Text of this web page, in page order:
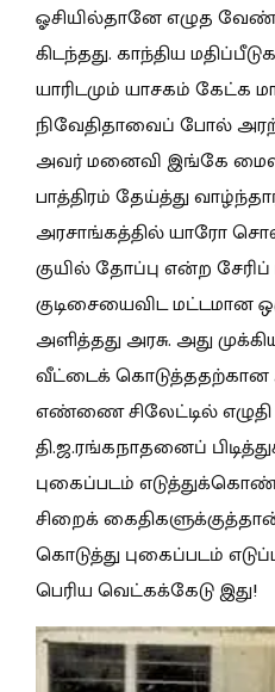
ஓசியில்தானே எழுத
கிடந்தது. காந்திய
யாரிடமும் யாசகம் கேட்க
நிவேதிதாவைப் போல்
அவர் மனைவி இங்கே
பாத்திரம் தேய்த்து
அரசாங்கத்தில் யாரோ
குயில் தோப்பு என்ற சேரிப்
குடிசையைவிட மட்டமான
அளித்தது அரசு. அது
வீட்டைக்
எண்ணை சிலேட்டில்
தி.ஜ.ரங்கநாதனைப்
புகைப்படம்
சிறைக்
கொடுத்து புகைப்படம்
பெரிய வெட்கக்கேடு இது!